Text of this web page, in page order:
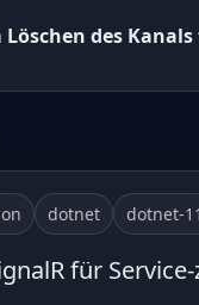
des
dotnet dotnet-11
für